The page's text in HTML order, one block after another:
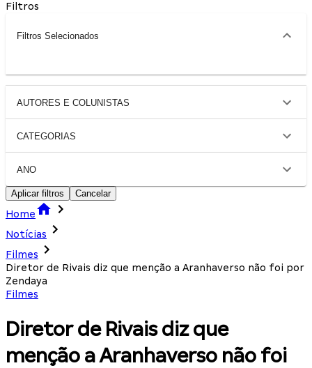
Filtros
Filtros Selecionados
AUTORES E COLUNISTAS
CATEGORIAS
ANO
Aplicar filtros Cancelar
Home
Notícias
Filmes
Diretor de Rivais diz que menção a Aranhaverso não foi por
Zendaya
Filmes
Diretor de Rivais diz que
menção a Aranhaverso não foi